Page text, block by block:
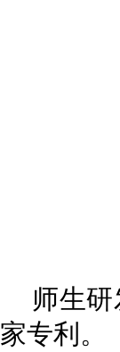
师生
家专利。